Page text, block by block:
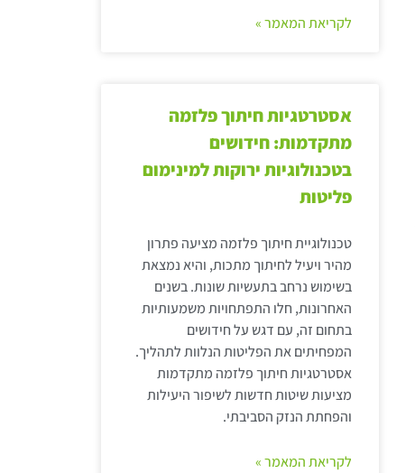
לקריאת המאמר »
אסטרטגיות חיתוך פלזמה
מתקדמות: חידושים
בטכנולוגיות ירוקות למינימום
פליטות
טכנולוגיית חיתוך פלזמה מציעה פתרון
מהיר ויעיל לחיתוך מתכות, והיא נמצאת
בשימוש נרחב בתעשיות שונות. בשנים
האחרונות, חלו התפתחויות משמעותיות
בתחום זה, עם דגש על חידושים
המפחיתים את הפליטות הנלוות לתהליך.
אסטרטגיות חיתוך פלזמה מתקדמות
מציעות שיטות חדשות לשיפור היעילות
והפחתת הנזק הסביבתי.
לקריאת המאמר »